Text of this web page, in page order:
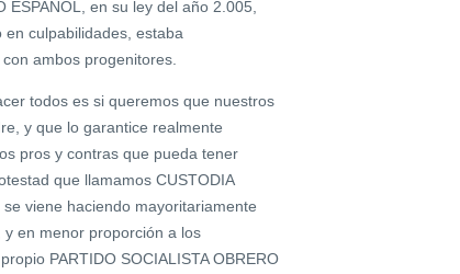
ESPAÑOL, en su ley del año 2.005,
culpabilidades, estaba
ambos progenitores.
todos es si queremos que nuestros
y que lo garantice realmente
pros y contras que pueda tener
que llamamos CUSTODIA
viene haciendo mayoritariamente
en menor proporción a los
PARTIDO SOCIALISTA OBRERO